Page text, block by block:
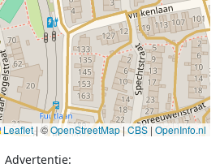
Leaflet| ©OpenStreetMap|CBS | OpenInfo.nl
Advertentie: